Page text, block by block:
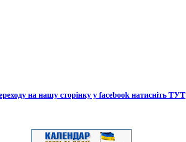
на нашу сторінку у facebook натисніть ТУТ